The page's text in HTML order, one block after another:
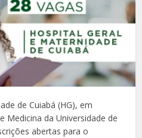
de Cuiabá (HG), em
Medicina da Universidade de
abertas para o